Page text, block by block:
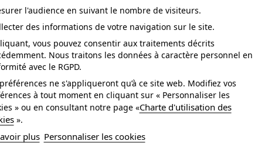
arrachable à sec.
droit.
lessivable à la brosse.
à la lumière bonne.
Collage sur le mur.
l'audience en suivant le nombre de visiteurs.
des informations de votre navigation sur le site.
vous pouvez consentir aux traitements décrits
Nous traitons les données à caractère personnel en
avec le RGPD.
ne s'appliqueront qu’à ce site web. Modifiez vos
à tout moment en cliquant sur « Personnaliser les
» ou en consultant notre page «Charte d'utilisation des
».
plus Personnaliser les cookies